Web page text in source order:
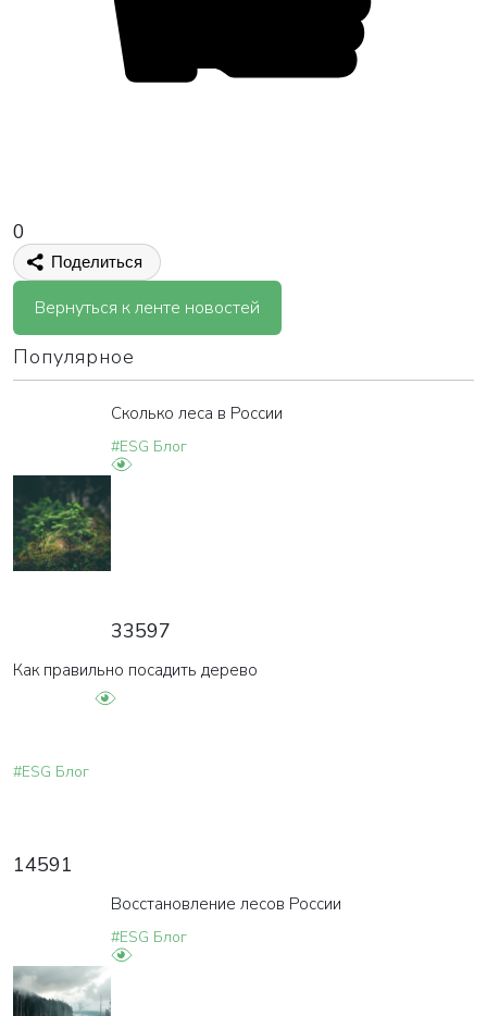
0
Поделиться
Вернуться к ленте новостей
Популярное
Сколько леса в России
#ESG Блог
33597
Как правильно посадить дерево
#ESG Блог
14591
Восстановление лесов России
#ESG Блог